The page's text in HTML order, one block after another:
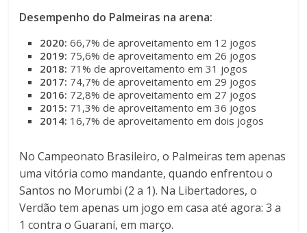
Desempenho do Palmeiras na arena:
2020:66,7% de aproveitamento em 12 jogos
2019: 75,6% de aproveitamento em 26 jogos
2018: 71% de aproveitamento em 31 jogos
2017: 74,7% de aproveitamento em 29 jogos
2016: 72,8% de aproveitamento em 27 jogos
2015: 71,3% de aproveitamento em 36 jogos
2014: 16,7% de aproveitamento em dois jogos
No Campeonato Brasileiro, o Palmeiras tem apenas
uma vitória como mandante, quando enfrentou o
Santos no Morumbi (2 a 1). Na Libertadores, o
Verdão tem apenas um jogo em casa até agora: 3 a
1 contra o Guaraní, em março.